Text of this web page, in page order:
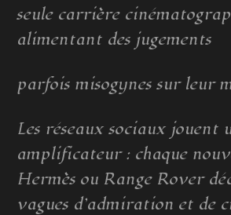
seule carrière
alimentant des jugements
parfois misogynes sur leur
Les réseaux sociaux jouent
amplificateur : chaque
Hermès ou Range Rover
vagues d’admiration et de